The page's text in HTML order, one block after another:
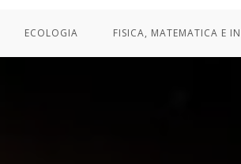
ECOLOGIA FISICA, MATEMATICA E